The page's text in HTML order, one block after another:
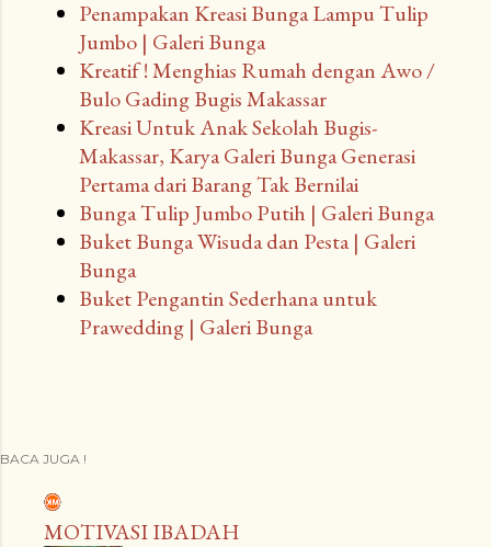
Penampakan Kreasi Bunga Lampu Tulip
Jumbo | Galeri Bunga
Kreatif ! Menghias Rumah dengan Awo /
Bulo Gading Bugis Makassar
Kreasi Untuk Anak Sekolah Bugis-
Makassar, Karya Galeri Bunga Generasi
Pertama dari Barang Tak Bernilai
Bunga Tulip Jumbo Putih | Galeri Bunga
Buket Bunga Wisuda dan Pesta | Galeri
Bunga
Buket Pengantin Sederhana untuk
Prawedding | Galeri Bunga
BACA JUGA !
MOTIVASI IBADAH